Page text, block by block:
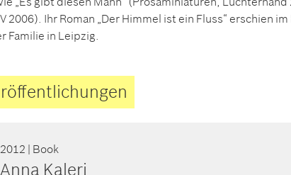
2006). Ihr Roman „Der Himmel ist ein Fluss“ erschien
Familie in Leipzig.
2012 | Book
Anna Kaleri